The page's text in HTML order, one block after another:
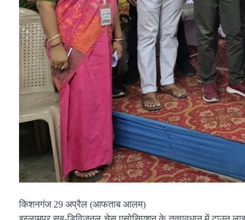
किशनगंज 29 अप्रैल (आफताब आलम)